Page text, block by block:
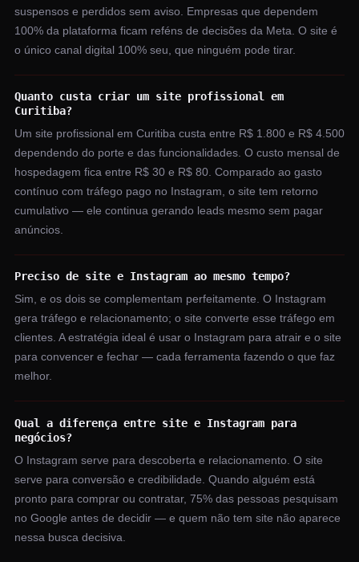
suspensos e perdidos sem aviso. Empresas que dependem
100% da plataforma ficam reféns de decisões da Meta. O site é
o único canal digital 100% seu, que ninguém pode tirar.
Quanto custa criar um site profissional em
Curitiba?
Um site profissional em Curitiba custa entre R$ 1.800 e R$ 4.500
dependendo do porte e das funcionalidades. O custo mensal de
hospedagem fica entre R$ 30 e R$ 80. Comparado ao gasto
contínuo com tráfego pago no Instagram, o site tem retorno
cumulativo — ele continua gerando leads mesmo sem pagar
anúncios.
Preciso de site e Instagram ao mesmo tempo?
Sim, e os dois se complementam perfeitamente. O Instagram
gera tráfego e relacionamento; o site converte esse tráfego em
clientes. A estratégia ideal é usar o Instagram para atrair e o site
para convencer e fechar — cada ferramenta fazendo o que faz
melhor.
Qual a diferença entre site e Instagram para
negócios?
O Instagram serve para descoberta e relacionamento. O site
serve para conversão e credibilidade. Quando alguém está
pronto para comprar ou contratar, 75% das pessoas pesquisam
no Google antes de decidir — e quem não tem site não aparece
nessa busca decisiva.